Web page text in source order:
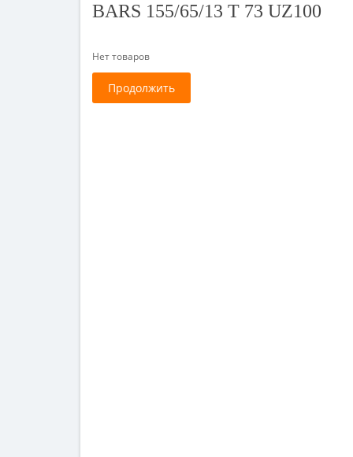
BARS 155/65/13 T 73 UZ100
Нет товаров
Продолжить